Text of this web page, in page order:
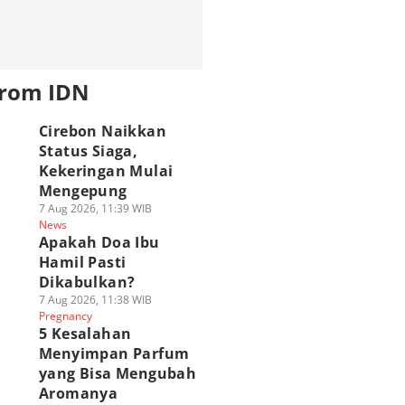
IDN
Cirebon Naikkan
Status Siaga,
Kekeringan Mulai
Mengepung
7 Aug 2026, 11:39 WIB
News
Apakah Doa Ibu
Hamil Pasti
Dikabulkan?
7 Aug 2026, 11:38 WIB
Pregnancy
5 Kesalahan
Menyimpan Parfum
yang Bisa Mengubah
Aromanya